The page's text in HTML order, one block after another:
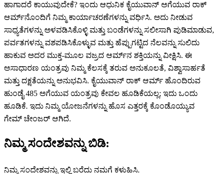
ಹಾಗಾದರೆ ಕಾಯುವುದೇಕೆ? ಇಂದು ಆಧುನಿಕ ಕೈಯುವಾನ್ ಅಗೆಯುವ ರಾಕ್
ಆರ್ಮ್‌ನೊಂದಿಗೆ ನಿಮ್ಮ ಕಾರ್ಯಾಚರಣೆಗಳನ್ನು ವರ್ಧಿಸಿ. ಅದು ನೀಡುವ
ಸಾಧ್ಯತೆಗಳನ್ನು ಅಳವಡಿಸಿಕೊಳ್ಳಿ ಮತ್ತು ಬಂಡೆಗಳನ್ನು ಸಲೀಸಾಗಿ ಪುಡಿಮಾಡುವ,
ಪರ್ವತಗಳನ್ನು ವಶಪಡಿಸಿಕೊಳ್ಳುವ ಮತ್ತು ಹೆಪ್ಪುಗಟ್ಟಿದ ನೆಲವನ್ನು ಸುಲಿದು
ಹಾಕುವ ಅದರ ಮುಕ್ತ-ಮೂಲ ವಜ್ರದ ಆರ್ಮ್‌ನ ಶಕ್ತಿಯನ್ನು ವೀಕ್ಷಿಸಿ. ಈ
ಅಸಾಧಾರಣ ಯಂತ್ರವು ನಿಮ್ಮ ಕೆಲಸಕ್ಕೆ ತರುವ ಅನುಕೂಲತೆ, ವಿಶ್ವಾಸಾರ್ಹತೆ
ಮತ್ತು ದಕ್ಷತೆಯನ್ನು ಅನುಭವಿಸಿ. ಕೈಯುವಾನ್ ರಾಕ್ ಆರ್ಮ್ ಹೊಂದಿರುವ
ಹುಂಡೈ 485 ಅಗೆಯುವ ಯಂತ್ರವು ಕೇವಲ ಹೂಡಿಕೆಯಲ್ಲ; ಇದು ಒಂದು
ಹೂಡಿಕೆ. ಇದು ನಿಮ್ಮ ಯೋಜನೆಗಳನ್ನು ಹೊಸ ಎತ್ತರಕ್ಕೆ ಕೊಂಡೊಯ್ಯುವ
ಗೇಮ್ ಚೇಂಜರ್ ಆಗಿದೆ.
ನಿಮ್ಮ ಸಂದೇಶವನ್ನು ಬಿಡಿ:
ನಿಮ್ಮ ಸಂದೇಶವನ್ನು ಇಲ್ಲಿ ಬರೆದು ನಮಗೆ ಕಳುಹಿಸಿ.